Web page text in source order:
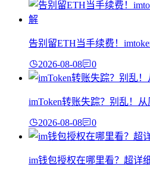
告别留ETH当手续费！
2026-08-08 0
imToken转账失踪？别乱！
2026-08-08 0
im钱包授权在哪里看？超详